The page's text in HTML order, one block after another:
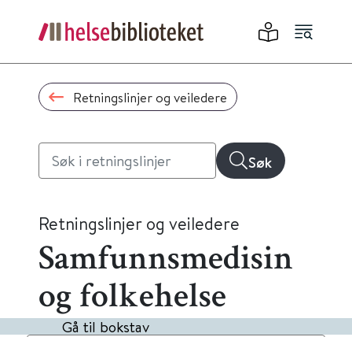
Retningslinjer og veiledere
Søk
Retningslinjer og veiledere
Samfunnsmedisin
og folkehelse
Gå til bokstav